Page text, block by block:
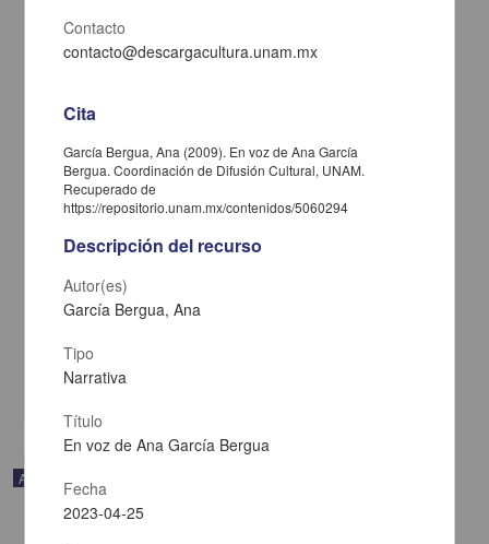
En voz de Gustavo Sainz
Sainz, Gustavo - Coordinación de Difusión Cultural, UNAM
Artes y Humanidades
Audio
Contacto
contacto@descargacultura.unam.mx
Cita
García Bergua, Ana (2009). En voz de Ana García
Bergua. Coordinación de Difusión Cultural, UNAM.
Recuperado de
https://repositorio.unam.mx/contenidos/5060294
Descripción del recurso
Autor(es)
García Bergua, Ana
Tipo
Narrativa
Título
En voz de Ana García Bergua
Fecha
2023-04-25